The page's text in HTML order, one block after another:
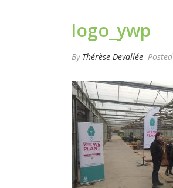
logo_ywp
By Thérèse Devallée Posted